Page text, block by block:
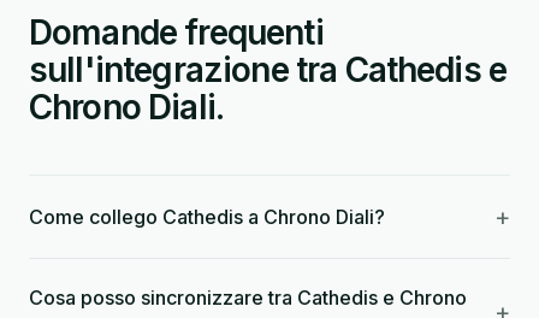
Domande frequenti
sull'integrazione tra Cathedis e
Chrono Diali.
Come collego Cathedis a Chrono Diali? +
Cosa posso sincronizzare tra Cathedis e Chrono
+